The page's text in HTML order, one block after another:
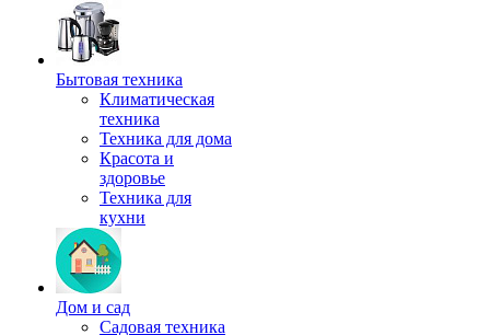
Бытовая техника
Климатическая
техника
Техника для дома
Красота и
здоровье
Техника для
кухни
Дом и сад
Садовая техника